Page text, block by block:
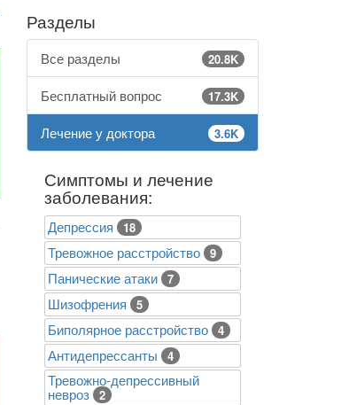
Разделы
Все разделы 20.8K
Бесплатный вопрос 17.3K
Лечение у доктора 3.6K
Симптомы и лечение
заболевания:
Депрессия 18
Тревожное расстройство 9
Панические атаки 7
Шизофрения 5
Биполярное расстройство 4
Антидепрессанты 4
Тревожно-депрессивный
невроз 2